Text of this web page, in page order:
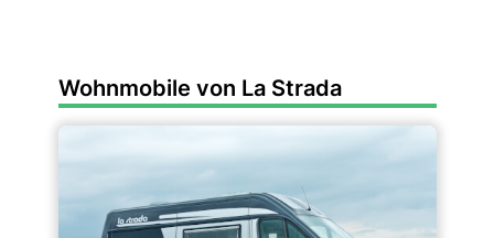
Wohnmobile von La Strada